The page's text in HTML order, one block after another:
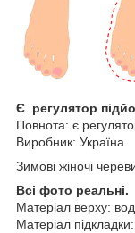
Є регулятор
Повнота: є
Виробник: Україна.
Зимові жіночі
Всі фото реальні.
Матеріал верху:
Матеріал підкладки: